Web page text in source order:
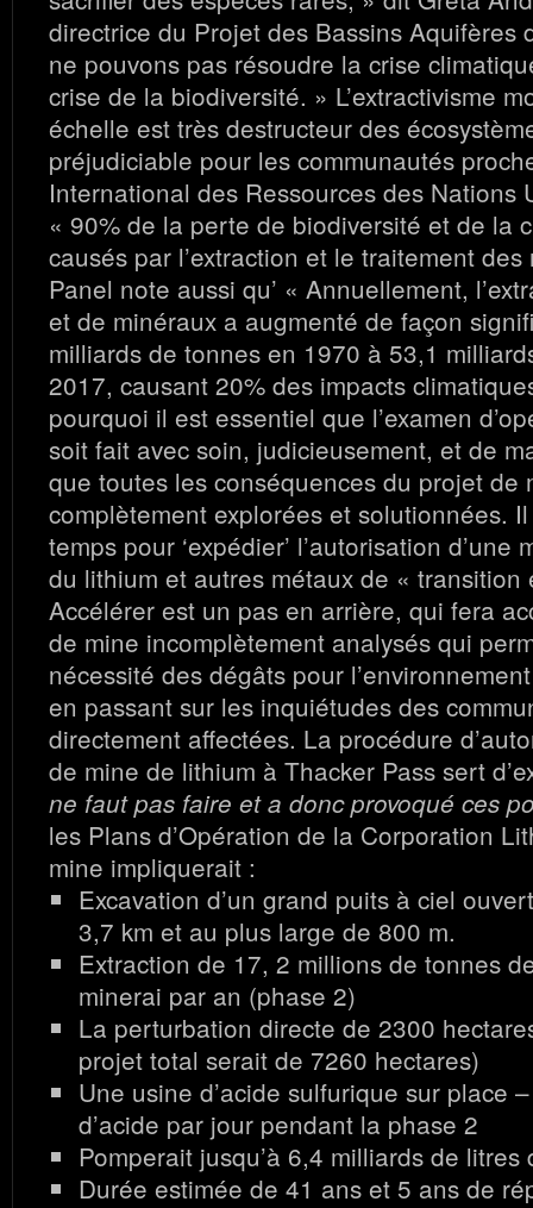
directrice du Projet des Bassins Aquifères
ne pouvons pas résoudre la crise
crise de la biodiversité. » L’extractivisme
échelle est très destructeur des
préjudiciable pour les communautés
International des Ressources des Nations
« 90% de la perte de biodiversité et de la
causés par l’extraction et le traitement
Panel note aussi qu’ « Annuellement,
et de minéraux a augmenté de façon
milliards de tonnes en 1970 à 53,1
2017, causant 20% des impacts
pourquoi il est essentiel que l’examen
soit fait avec soin, judicieusement, et de
que toutes les conséquences du projet de
complètement explorées et solutionnées. Il
temps pour ‘expédier’ l’autorisation d’une
du lithium et autres métaux de « transition
Accélérer est un pas en arrière, qui fera
de mine incomplètement analysés qui
nécessité des dégâts pour
en passant sur les inquiétudes des
directement affectées. La procédure
de mine de lithium à Thacker Pass sert
ne faut pas faire et a donc provoqué ces
les Plans d’Opération de la Corporation
mine impliquerait :
Excavation d’un grand puits à ciel
3,7 km et au plus large de 800 m.
Extraction de 17, 2 millions de tonnes
minerai par an (phase 2)
La perturbation directe de 2300
projet total serait de 7260 hectares)
Une usine d’acide sulfurique sur place
d’acide par jour pendant la phase 2
Pomperait jusqu’à 6,4 milliards de litres
Durée estimée de 41 ans et 5 ans de